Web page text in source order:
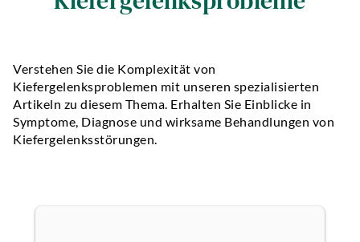
Über
Verstehen Sie die Komplexität von
Kiefergelenksproblemen mit unseren spezialisierten
Artikeln zu diesem Thema. Erhalten Sie Einblicke in
Symptome, Diagnose und wirksame Behandlungen von
Kiefergelenksstörungen.